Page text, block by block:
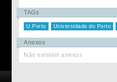
TAGs
U.Porto Universidade do Porto
Anexos
Não existem anexos